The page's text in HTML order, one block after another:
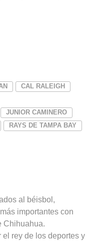
CAL RALEIGH
JUNIOR CAMINERO
RAYS DE TAMPA BAY
al béisbol,
importantes con
Chihuahua.
rey de los deportes y